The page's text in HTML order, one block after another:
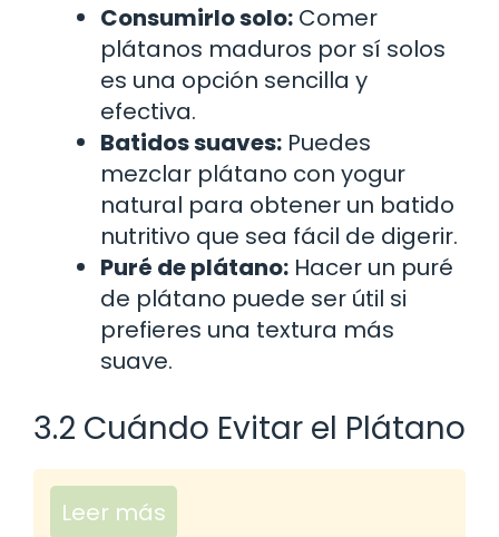
Consumirlo solo: Comer
plátanos maduros por sí solos
es una opción sencilla y
efectiva.
Batidos suaves: Puedes
mezclar plátano con yogur
natural para obtener un batido
nutritivo que sea fácil de digerir.
Puré de plátano: Hacer un puré
de plátano puede ser útil si
prefieres una textura más
suave.
3.2 Cuándo Evitar el Plátano
Leer más